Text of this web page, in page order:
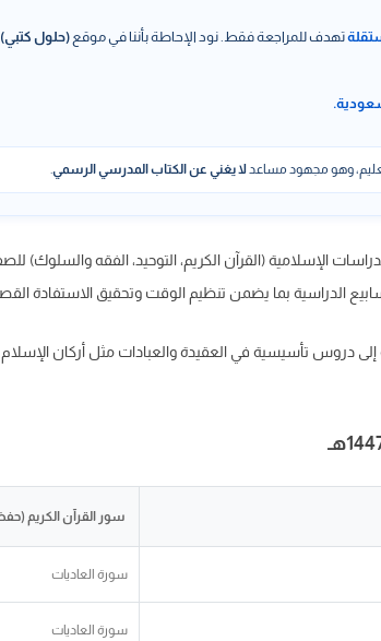
تهدف للمراجعة فقط. نود الإحاطة بأننا في موقع (حلول كتبي)
وهو مجهود مساعدلا يغني عن الكتاب المدرسي الرسمي.
الإسلامية (القرآن الكريم، التوحيد، الفقه والسلوك)
دروس تأسيسية في العقيدة والعبادات مثل أركان
سور القرآن الكريم
سورة العاديات
سورة العاديات